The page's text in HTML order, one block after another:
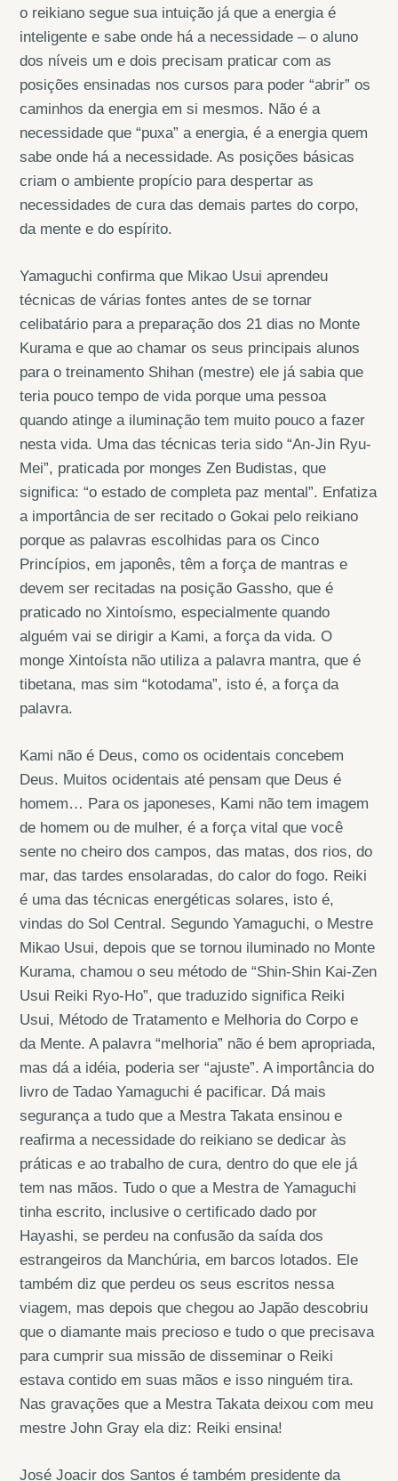
o reikiano segue sua intuição já que a energia é
inteligente e sabe onde há a necessidade – o aluno
dos níveis um e dois precisam praticar com as
posições ensinadas nos cursos para poder “abrir” os
caminhos da energia em si mesmos. Não é a
necessidade que “puxa” a energia, é a energia quem
sabe onde há a necessidade. As posições básicas
criam o ambiente propício para despertar as
necessidades de cura das demais partes do corpo,
da mente e do espírito.
Yamaguchi confirma que Mikao Usui aprendeu
técnicas de várias fontes antes de se tornar
celibatário para a preparação dos 21 dias no Monte
Kurama e que ao chamar os seus principais alunos
para o treinamento Shihan (mestre) ele já sabia que
teria pouco tempo de vida porque uma pessoa
quando atinge a iluminação tem muito pouco a fazer
nesta vida. Uma das técnicas teria sido “An-Jin Ryu-
Mei”, praticada por monges Zen Budistas, que
significa: “o estado de completa paz mental”. Enfatiza
a importância de ser recitado o Gokai pelo reikiano
porque as palavras escolhidas para os Cinco
Princípios, em japonês, têm a força de mantras e
devem ser recitadas na posição Gassho, que é
praticado no Xintoísmo, especialmente quando
alguém vai se dirigir a Kami, a força da vida. O
monge Xintoísta não utiliza a palavra mantra, que é
tibetana, mas sim “kotodama”, isto é, a força da
palavra.
Kami não é Deus, como os ocidentais concebem
Deus. Muitos ocidentais até pensam que Deus é
homem… Para os japoneses, Kami não tem imagem
de homem ou de mulher, é a força vital que você
sente no cheiro dos campos, das matas, dos rios, do
mar, das tardes ensolaradas, do calor do fogo. Reiki
é uma das técnicas energéticas solares, isto é,
vindas do Sol Central. Segundo Yamaguchi, o Mestre
Mikao Usui, depois que se tornou iluminado no Monte
Kurama, chamou o seu método de “Shin-Shin Kai-Zen
Usui Reiki Ryo-Ho”, que traduzido significa Reiki
Usui, Método de Tratamento e Melhoria do Corpo e
da Mente. A palavra “melhoria” não é bem apropriada,
mas dá a idéia, poderia ser “ajuste”. A importância do
livro de Tadao Yamaguchi é pacificar. Dá mais
segurança a tudo que a Mestra Takata ensinou e
reafirma a necessidade do reikiano se dedicar às
práticas e ao trabalho de cura, dentro do que ele já
tem nas mãos. Tudo o que a Mestra de Yamaguchi
tinha escrito, inclusive o certificado dado por
Hayashi, se perdeu na confusão da saída dos
estrangeiros da Manchúria, em barcos lotados. Ele
também diz que perdeu os seus escritos nessa
viagem, mas depois que chegou ao Japão descobriu
que o diamante mais precioso e tudo o que precisava
para cumprir sua missão de disseminar o Reiki
estava contido em suas mãos e isso ninguém tira.
Nas gravações que a Mestra Takata deixou com meu
mestre John Gray ela diz: Reiki ensina!
José Joacir dos Santos é também presidente da